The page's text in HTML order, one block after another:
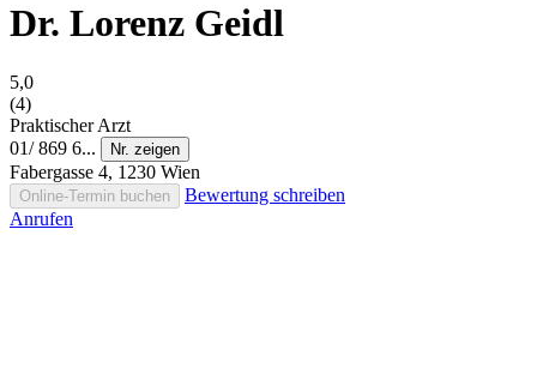
Dr. Lorenz Geidl
5,0
(4)
Praktischer Arzt
01/ 869 6...
Nr. zeigen
Fabergasse 4, 1230 Wien
Online-Termin buchen
Bewertung schreiben
Anrufen